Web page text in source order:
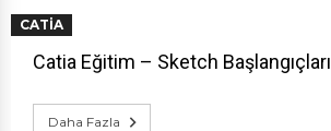
CATIA
Catia Eğitim – Sketch Başlangıçları
Daha Fazla